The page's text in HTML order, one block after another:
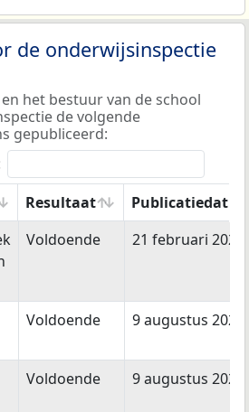
de onderwijsinspectie
het bestuur van de school
de volgende
gepubliceerd:
Resultaat
Resultaat
Voldoende 21 februari 2025
Voldoende 9 augustus 2022
Voldoende 9 augustus 2022